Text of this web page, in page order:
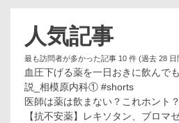
人気記事
最も訪問者が多かった記事 10 件 (過去 28 日
血圧下げる薬を一日おきに飲んで
説_相模原内科① #shorts
医師は薬は飲まない？これホント
【抗不安薬】レキソタン、ブロマ